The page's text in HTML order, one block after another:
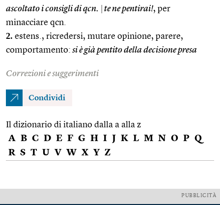
ascoltato i consigli di qcn.
te ne pentirai!, per
minacciare qcn.
2. estens., ricredersi, mutare opinione, parere,
comportamento: si è già pentito della decisione presa
Correzioni e suggerimenti
Condividi
Il dizionario di italiano dalla a alla z
A B C D E F G H I J K L M N O P Q
R S T U V W X Y Z
PUBBLICITÀ